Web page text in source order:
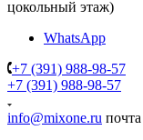
цокольный этаж)
WhatsApp
+7 (391) 988-98-57
+7 (391) 988-98-57
info@mixone.ru почта